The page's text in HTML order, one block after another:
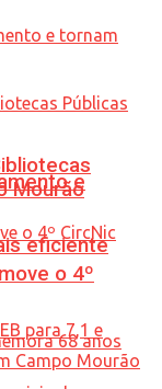
e
eficiente
Mourão
o 4º